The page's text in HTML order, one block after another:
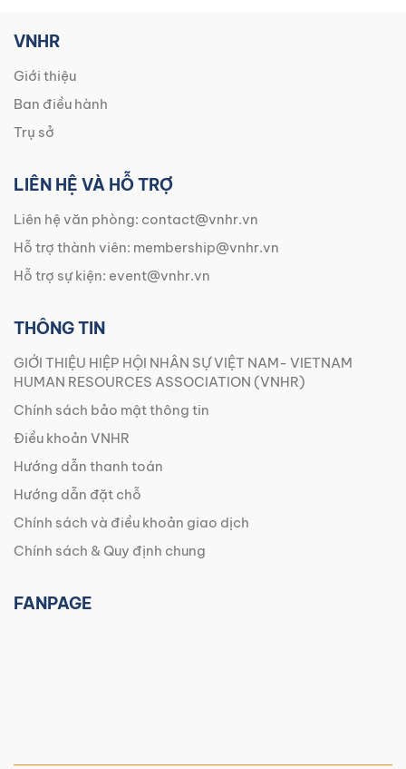
VNHR
Giới thiệu
Ban điều hành
Trụ sở
LIÊN HỆ VÀ HỖ TRỢ
Liên hệ văn phòng: contact@vnhr.vn
Hỗ trợ thành viên: membership@vnhr.vn
Hỗ trợ sự kiện: event@vnhr.vn
THÔNG TIN
GIỚI THIỆU HIỆP HỘI NHÂN SỰ VIỆT NAM- VIETNAM
HUMAN RESOURCES ASSOCIATION (VNHR)
Chính sách bảo mật thông tin
Điều khoản VNHR
Hướng dẫn thanh toán
Hướng dẫn đặt chỗ
Chính sách và điều khoản giao dịch
Chính sách & Quy định chung
FANPAGE